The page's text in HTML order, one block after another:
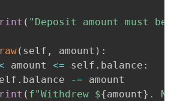
( "Deposit amount must
( self , amount ) :
amount <= self . balance :
. balance -= amount
( f"Withdrew ${amount} .